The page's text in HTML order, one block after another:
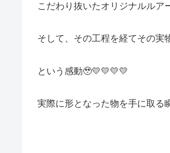
こだわり抜いたオリジナルルア
そして、その工程を経てその実
という感動🥹💛💛💛💛
実際に形となった物を手に取る